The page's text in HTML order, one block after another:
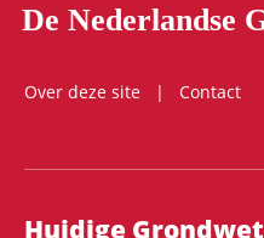
De Nederlandse
Over deze site
Contact
Hoofdnavigatie
Huidige Grondwet